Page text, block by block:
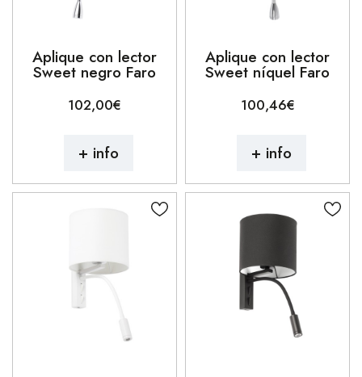
Aplique con lector
Sweet negro Faro
102,00€
+ info
Aplique con lector
Sweet níquel Faro
100,46€
+ info